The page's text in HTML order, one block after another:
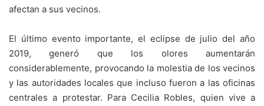
afectan a sus vecinos.
El último evento importante, el eclipse de julio del año
2019, generó que los olores aumentarán
considerablemente, provocando la molestia de los vecinos
y las autoridades locales que incluso fueron a las oficinas
centrales a protestar. Para Cecilia Robles, quien vive a